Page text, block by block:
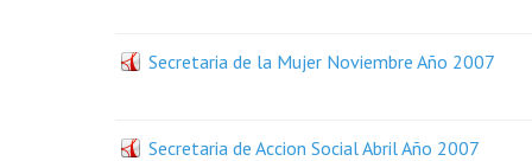
Secretaria de la Mujer Noviembre Año 2007
Secretaria de Accion Social Abril Año 2007